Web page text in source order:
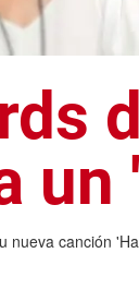
un
nueva canción